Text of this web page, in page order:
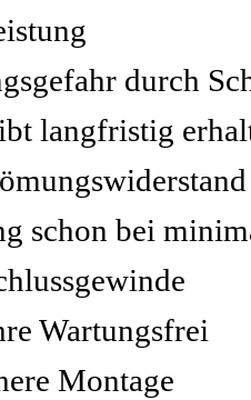
durch
langfristig
schon bei
Wartungsfrei
Montage